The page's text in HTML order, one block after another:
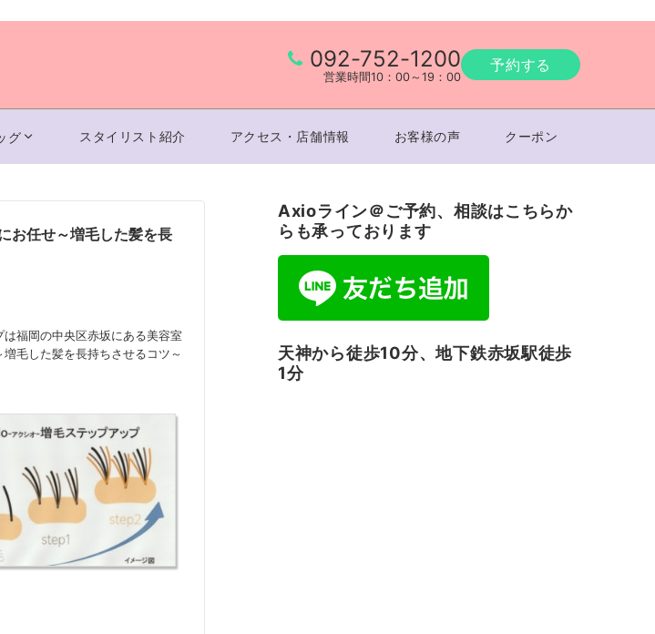
092-752-1200
営業時間10：00～19：00
予約する
グ スタイリスト紹介 アクセス・店舗情報 お客様の声 クーポン
お任せ～増毛した髪を長
は福岡の中央区赤坂にある美容室
毛した髪を長持ちさせるコツ～
Axioライン＠ご予約、相談はこちらか
らも承っております
天神から徒歩10分、地下鉄赤坂駅徒歩
1分